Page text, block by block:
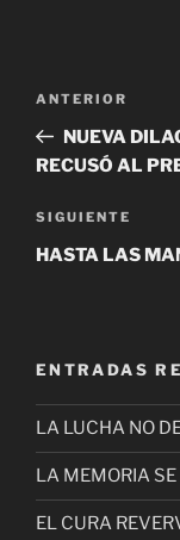
Navegación
entradas
Entrada
anterior
ANTERIOR
NUEVA
RECUSÓ AL
Siguiente
entrada
SIGUIENTE
HASTA LAS
ENTRADAS
LA LUCHA NO
LA MEMORIA
EL CURA